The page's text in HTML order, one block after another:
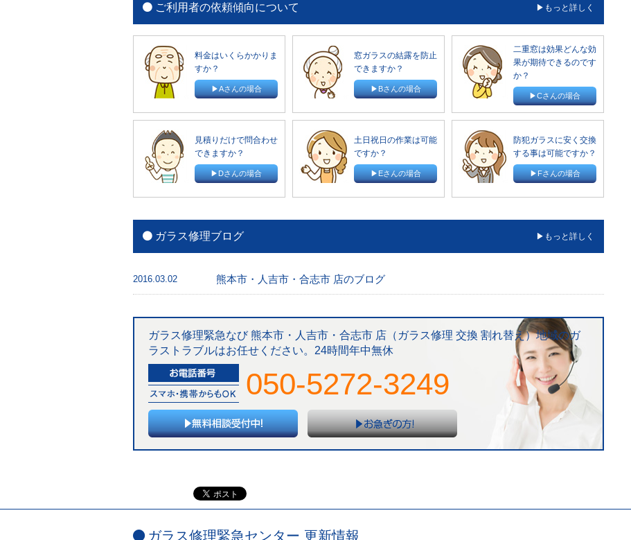
ご利用者の依頼傾向について もっと詳しく
料金はいくらかかりま
すか？
▶Aさんの場合
窓ガラスの結露を防止
できますか？
▶Bさんの場合
二重窓は効果どんな効
果が期待できるのです
か？
▶Cさんの場合
見積りだけで問合わせ
できますか？
▶Dさんの場合
土日祝日の作業は可能
ですか？
▶Eさんの場合
防犯ガラスに安く交換
する事は可能ですか？
▶Fさんの場合
ガラス修理ブログ もっと詳しく
2016.03.02 熊本市・人吉市・合志市 店のブログ
ガラス修理緊急なび 熊本市・人吉市・合志市 店（ガラス修理 交換 割れ替え）地域のガ
ラストラブルはお任せください。24時間年中無休
050-5272-3249
ガラス修理緊急センター 更新情報